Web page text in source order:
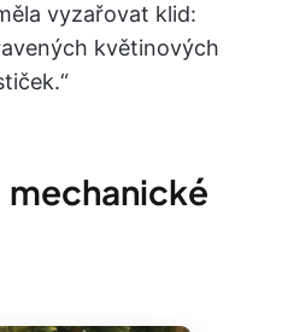
vyzařovat klid:
květinových
mechanické